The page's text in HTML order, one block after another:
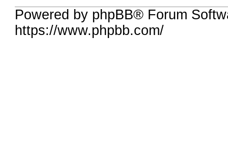
Powered by phpBB® Forum
https://www.phpbb.com/